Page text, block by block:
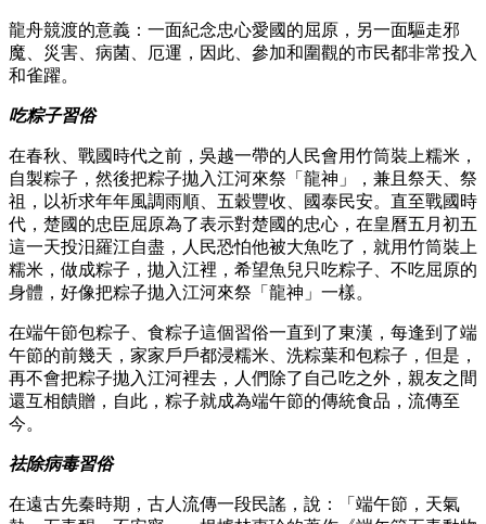
龍舟競渡的意義：一面紀念忠心愛國的屈原，另一面驅走邪
魔、災害、病菌、厄運，因此、參加和圍觀的市民都非常投入
和雀躍。
吃粽子習俗
在春秋、戰國時代之前，吳越一帶的人民會用竹筒裝上糯米，
自製粽子，然後把粽子拋入江河來祭「龍神」，兼且祭天、祭
祖，以祈求年年風調雨順、五穀豐收、國泰民安。直至戰國時
代，楚國的忠臣屈原為了表示對楚國的忠心，在皇曆五月初五
這一天投汨羅江自盡，人民恐怕他被大魚吃了，就用竹筒裝上
糯米，做成粽子，拋入江裡，希望魚兒只吃粽子、不吃屈原的
身體，好像把粽子拋入江河來祭「龍神」一樣。
在端午節包粽子、食粽子這個習俗一直到了東漢，每逢到了端
午節的前幾天，家家戶戶都浸糯米、洗粽葉和包粽子，但是，
再不會把粽子拋入江河裡去，人們除了自己吃之外，親友之間
還互相饋贈，自此，粽子就成為端午節的傳統食品，流傳至
今。
祛除病毒習俗
在遠古先秦時期，古人流傳一段民謠，說：「端午節，天氣